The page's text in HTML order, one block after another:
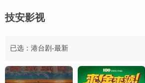
技安影视
已选：港台剧-最新